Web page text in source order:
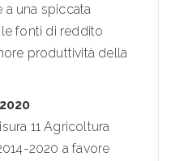
una spiccata
fonti di reddito
produttività della
11 Agricoltura
2020 a favore